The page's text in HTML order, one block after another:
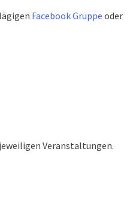
Facebook Gruppe oder
Veranstaltungen.